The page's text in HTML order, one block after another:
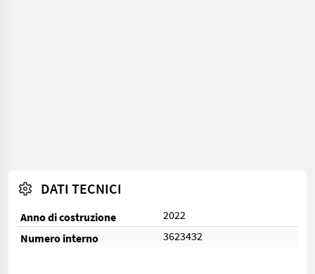
DATI TECNICI
Anno di costruzione
2022
Numero interno
3623432